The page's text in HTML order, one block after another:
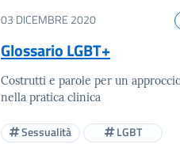
03 DICEMBRE 2020
Glossario LGBT+
Costrutti e parole per un
nella pratica clinica
Sessualità LGBT